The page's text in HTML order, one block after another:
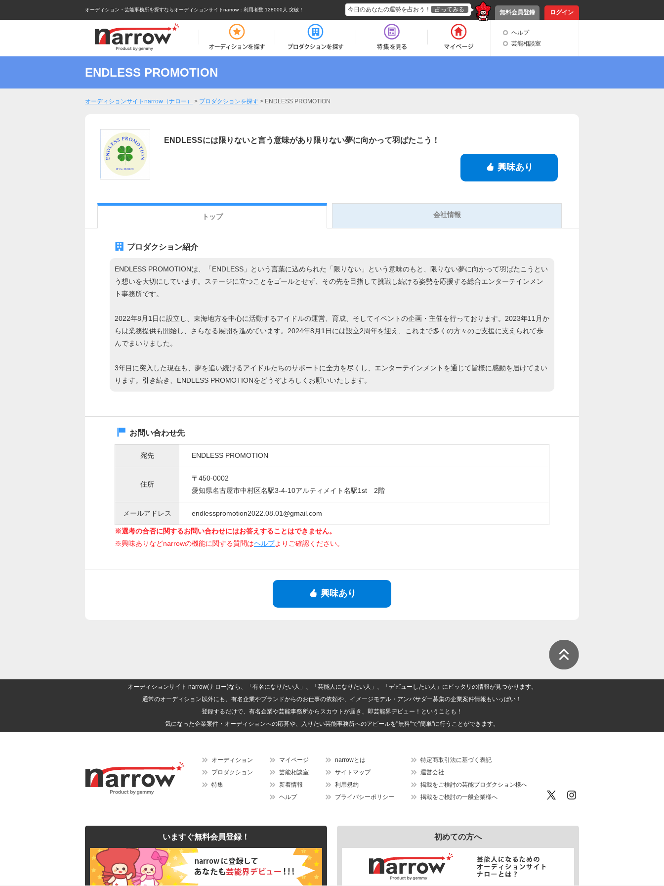
オーディション・芸能事務所を探すならオーディションサイトnarrow ：利用者数 128000人 突破！ 無料会員登録 ログイン
今日のあなたの運勢を占おう！ 占ってみる
ヘルプ
芸能相談室
ENDLESS PROMOTION
オーディションサイトnarrow（ナロー） > プロダクションを探す > ENDLESS PROMOTION
ENDLESSには限りないと言う意味があり限りない夢に向かって羽ばたこう！
興味あり
トップ 会社情報
プロダクション紹介
ENDLESS PROMOTIONは、「ENDLESS」という言葉に込められた「限りない」という意味のもと、限りない夢に向かって羽ばたこうとい
う想いを大切にしています。ステージに立つことをゴールとせず、その先を目指して挑戦し続ける姿勢を応援する総合エンターテインメン
ト事務所です。
2022年8月1日に設立し、東海地方を中心に活動するアイドルの運営、育成、そしてイベントの企画・主催を行っております。2023年11月か
らは業務提供も開始し、さらなる展開を進めています。2024年8月1日には設立2周年を迎え、これまで多くの方々のご支援に支えられて歩
んでまいりました。
3年目に突入した現在も、夢を追い続けるアイドルたちのサポートに全力を尽くし、エンターテインメントを通じて皆様に感動を届けてまい
ります。引き続き、ENDLESS PROMOTIONをどうぞよろしくお願いいたします。
お問い合わせ先
宛先 ENDLESS PROMOTION
住所
〒450-0002
愛知県名古屋市中村区名駅3-4-10アルティメイト名駅1st 2階
メールアドレス endlesspromotion2022.08.01@gmail.com
※選考の合否に関するお問い合わせにはお答えすることはできません。
※興味ありなどnarrowの機能に関する質問はヘルプよりご確認ください。
興味あり
オーディションサイト narrow(ナロー)なら、「有名になりたい人」、「芸能人になりたい人」、「デビューしたい人」にピッタリの情報が見つかります。
通常のオーディション以外にも、有名企業やブランドからのお仕事の依頼や、イメージモデル・アンバサダー募集の企業案件情報もいっぱい！
登録するだけで、有名企業や芸能事務所からスカウトが届き、即芸能界デビュー！ということも！
気になった企業案件・オーディションへの応募や、入りたい芸能事務所へのアピールを"無料"で"簡単"に行うことができます。
オーディション
プロダクション
特集
マイページ
芸能相談室
新着情報
ヘルプ
narrowとは
サイトマップ
利用規約
プライバシーポリシー
特定商取引法に基づく表記
運営会社
掲載をご検討の芸能プロダクション様へ
掲載をご検討の一般企業様へ
いますぐ無料会員登録！ 初めての方へ